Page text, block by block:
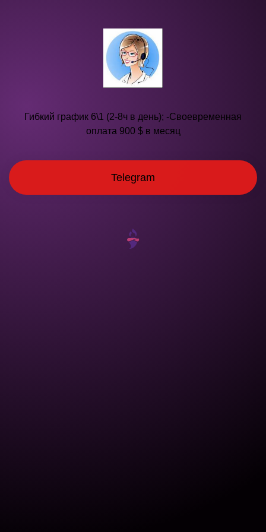
Гибкий график 6\1 (2-8ч в день); -Своевременная
оплата 900 $ в месяц
Telegram